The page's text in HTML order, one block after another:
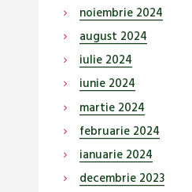
noiembrie 2024
august 2024
iulie 2024
iunie 2024
martie 2024
februarie 2024
ianuarie 2024
decembrie 2023